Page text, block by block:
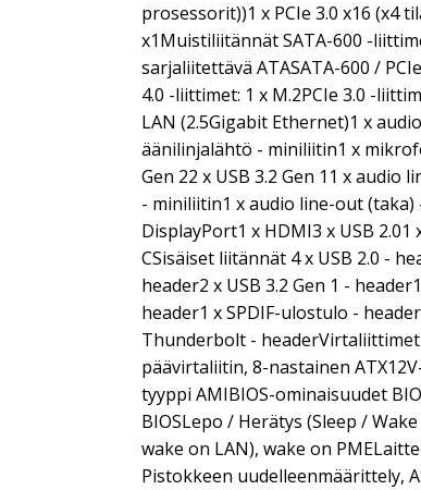
prosessorit))1 x PCIe 3.0 x16 (x4
x1Muistiliitännät SATA-600 -
sarjaliitettävä ATASATA-600 /
4.0 -liittimet: 1 x M.2PCIe 3.0 -
LAN (2.5Gigabit Ethernet)1 x
äänilinjalähtö - miniliitin1 x
Gen 22 x USB 3.2 Gen 11 x
- miniliitin1 x audio line-out (taka)
DisplayPort1 x HDMI3 x USB 2.01
CSisäiset liitännät 4 x USB 2.0 -
header2 x USB 3.2 Gen 1 -
header1 x SPDIF-ulostulo -
Thunderbolt -
päävirtaliitin, 8-nastainen
tyyppi AMIBIOS-ominaisuudet
BIOSLepo / Herätys (Sleep /
wake on LAN), wake on
Pistokkeen uudelleenmäärittely,